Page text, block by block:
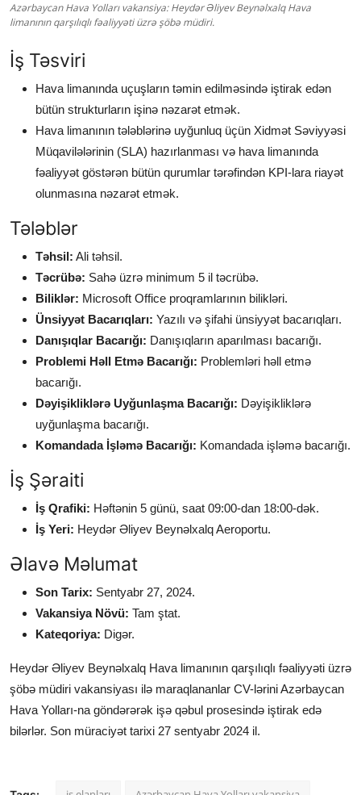
Azərbaycan Hava Yolları vakansiya: Heydər Əliyev Beynəlxalq Hava
limanının qarşılıqlı fəaliyyəti üzrə şöbə müdiri.
İş Təsviri
Hava limanında uçuşların təmin edilməsində iştirak edən
bütün strukturların işinə nəzarət etmək.
Hava limanının tələblərinə uyğunluq üçün Xidmət Səviyyəsi
Müqavilələrinin (SLA) hazırlanması və hava limanında
fəaliyyət göstərən bütün qurumlar tərəfindən KPI-lara riayət
olunmasına nəzarət etmək.
Tələblər
Təhsil: Ali təhsil.
Təcrübə: Sahə üzrə minimum 5 il təcrübə.
Biliklər: Microsoft Office proqramlarının bilikləri.
Ünsiyyət Bacarıqları: Yazılı və şifahi ünsiyyət bacarıqları.
Danışıqlar Bacarığı: Danışıqların aparılması bacarığı.
Problemi Həll Etmə Bacarığı: Problemləri həll etmə
bacarığı.
Dəyişikliklərə Uyğunlaşma Bacarığı: Dəyişikliklərə
uyğunlaşma bacarığı.
Komandada İşləmə Bacarığı: Komandada işləmə bacarığı.
İş Şəraiti
İş Qrafiki: Həftənin 5 günü, saat 09:00-dan 18:00-dək.
İş Yeri: Heydər Əliyev Beynəlxalq Aeroportu.
Əlavə Məlumat
Son Tarix: Sentyabr 27, 2024.
Vakansiya Növü: Tam ştat.
Kateqoriya: Digər.
Heydər Əliyev Beynəlxalq Hava limanının qarşılıqlı fəaliyyəti üzrə
şöbə müdiri vakansiyası ilə maraqlananlar CV-lərini Azərbaycan
Hava Yolları-na göndərərək işə qəbul prosesində iştirak edə
bilərlər. Son müraciyət tarixi 27 sentyabr 2024 il.